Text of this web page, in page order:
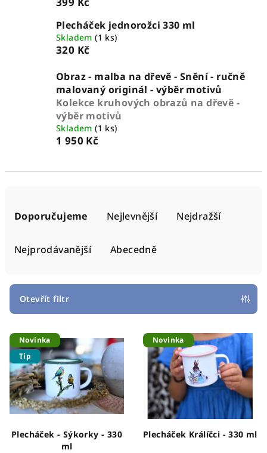
Plecháček jednorožci 330 ml
Skladem(1 ks)
320 Kč
Obraz - malba na dřevě - Snění - ručně
malovaný originál - výběr motivů
Kolekce kruhových obrazů na dřevě -
výběr motivů
Skladem(1 ks)
1 950 Kč
r
o
d
u
k
t
ů
Doporučujeme Nejlevnější Nejdražší
Nejprodávanější Abecedně
Otevřít filtr
V
ý
p
s
p
r
Novinka
Tip
Plecháček - Sýkorky - 330
ml
Novinka
Plecháček Králíčci - 330 ml